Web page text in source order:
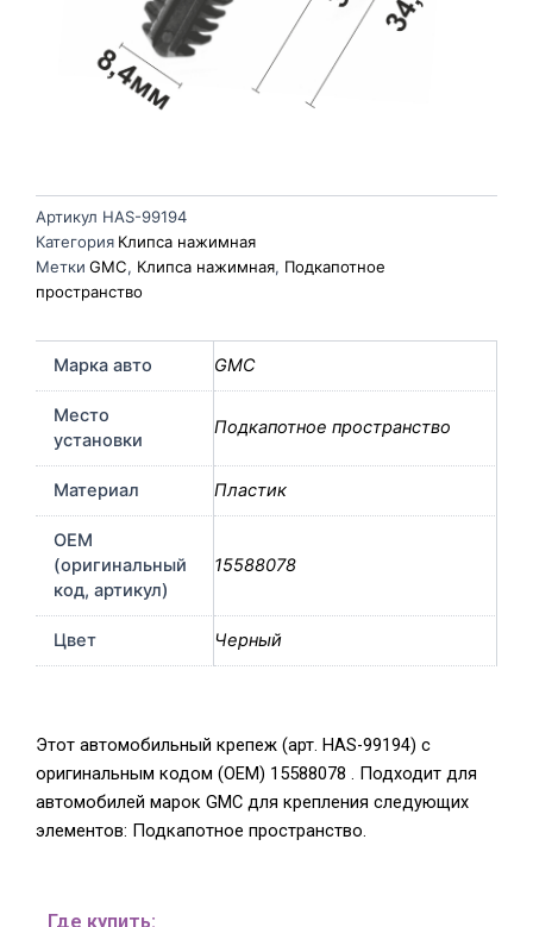
Артикул HAS-99194
Категория Клипса нажимная
Метки GMC, Клипса нажимная, Подкапотное
пространство
Марка авто GMC
Место
установки
Подкапотное пространство
Материал Пластик
OEM
(оригинальный
код, артикул)
15588078
Цвет Черный
Этот автомобильный крепеж (арт. HAS-99194) с
оригинальным кодом (OEM) 15588078 . Подходит для
автомобилей марок GMC для крепления следующих
элементов: Подкапотное пространство.
Где купить: